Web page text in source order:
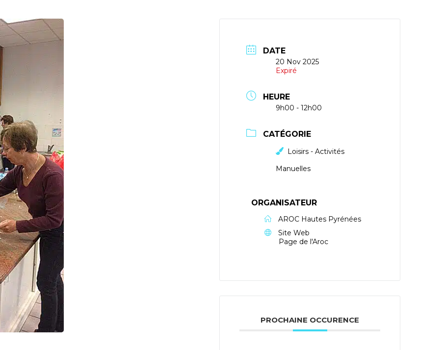
DATE
20 Nov 2025
Expiré
HEURE
9h00 - 12h00
CATÉGORIE
Loisirs - Activités
Manuelles
ORGANISATEUR
AROC Hautes Pyrénées
Site Web
Page de l'Aroc
PROCHAINE OCCURENCE